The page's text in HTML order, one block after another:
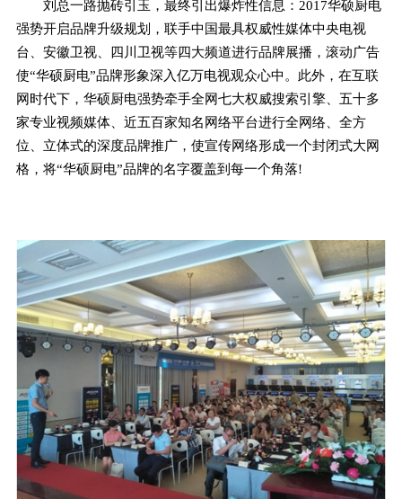
刘总一路抛砖引玉，最终引出爆炸性信息：2017华硕厨电
强势开启品牌升级规划，联手中国最具权威性媒体中央电视
台、安徽卫视、四川卫视等四大频道进行品牌展播，滚动广告
使“华硕厨电”品牌形象深入亿万电视观众心中。此外，在互联
网时代下，华硕厨电强势牵手全网七大权威搜索引擎、五十多
家专业视频媒体、近五百家知名网络平台进行全网络、全方
位、立体式的深度品牌推广，使宣传网络形成一个封闭式大网
格，将“华硕厨电”品牌的名字覆盖到每一个角落!